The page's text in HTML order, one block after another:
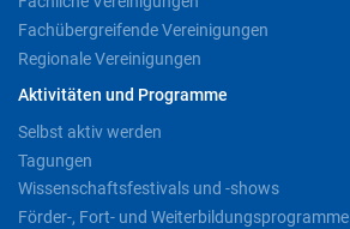
Fachübergreifende Vereinigungen
Regionale Vereinigungen
Aktivitäten und Programme
Selbst aktiv werden
Tagungen
Wissenschaftsfestivals und -shows
Förder-, Fort- und Weiterbildungsprogramme